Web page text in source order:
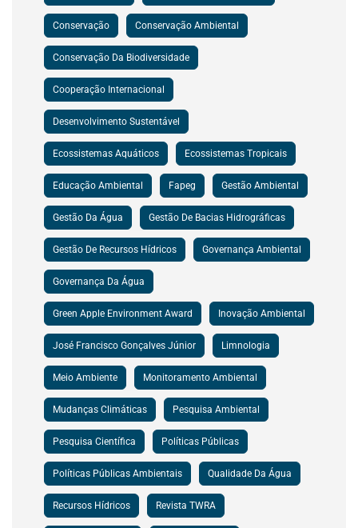
Conservação Conservação Ambiental
Conservação Da Biodiversidade
Cooperação Internacional
Desenvolvimento Sustentável
Ecossistemas Aquáticos Ecossistemas Tropicais
Educação Ambiental Fapeg Gestão Ambiental
Gestão Da Água Gestão De Bacias Hidrográficas
Gestão De Recursos Hídricos Governança Ambiental
Governança Da Água
Green Apple Environment Award Inovação Ambiental
José Francisco Gonçalves Júnior Limnologia
Meio Ambiente Monitoramento Ambiental
Mudanças Climáticas Pesquisa Ambiental
Pesquisa Científica Políticas Públicas
Políticas Públicas Ambientais Qualidade Da Água
Recursos Hídricos Revista TWRA